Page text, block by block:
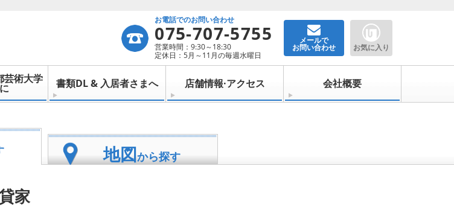
お電話でのお問い合わせ
075-707-5755
営業時間：9:30～18:30
定休日：5月～11月の毎週水曜日
メールで
お問い合わせ お気に入り
芸術大学 書類DL & 入居者さまへ 店舗情報·アクセス 会社概要
地図から探す
家